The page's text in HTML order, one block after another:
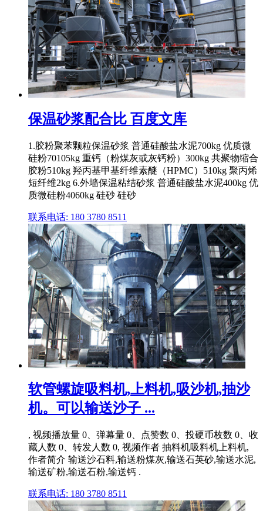
保温砂浆配合比 百度文库
1.胶粉聚苯颗粒保温砂浆 普通硅酸盐水泥700kg 优质微
硅粉70105kg 重钙（粉煤灰或灰钙粉）300kg 共聚物缩合
胶粉510kg 羟丙基甲基纤维素醚（HPMC）510kg 聚丙烯
短纤维2kg 6.外墙保温粘结砂浆 普通硅酸盐水泥400kg 优
质微硅粉4060kg 硅砂 硅砂
联系电话: 180 3780 8511
软管螺旋吸料机,上料机,吸沙机,抽沙
机。可以输送沙子 ...
, 视频播放量 0、弹幕量 0、点赞数 0、投硬币枚数 0、收
藏人数 0、转发人数 0, 视频作者 抽料机吸料机上料机,
作者简介 输送沙石料,输送粉煤灰,输送石英砂,输送水泥,
输送矿粉,输送石粉,输送钙 .
联系电话: 180 3780 8511